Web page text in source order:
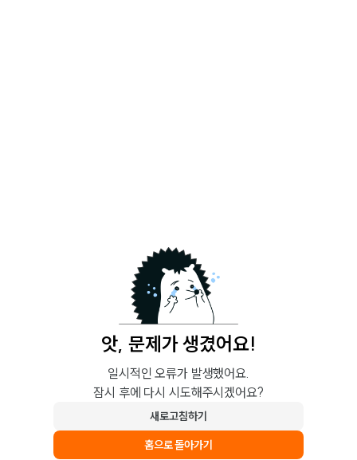
앗, 문제가 생겼어요!
일시적인 오류가 발생했어요.
잠시 후에 다시 시도해주시겠어요?
새로고침하기
홈으로 돌아가기